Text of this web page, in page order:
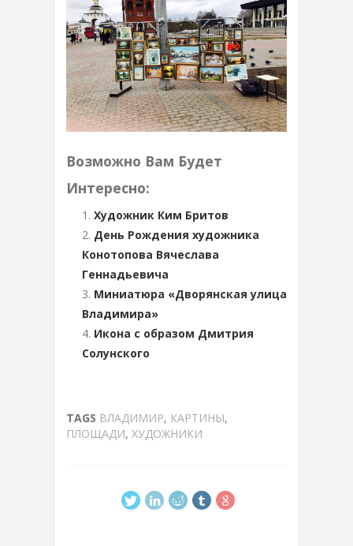
Возможно Вам Будет
Интересно:
Художник Ким Бритов
День Рождения художника
Конотопова Вячеслава
Геннадьевича
Миниатюра «Дворянская улица
Владимира»
Икона с образом Дмитрия
Солунского
TAGS ВЛАДИМИР, КАРТИНЫ,
ПЛОЩАДИ, ХУДОЖНИКИ